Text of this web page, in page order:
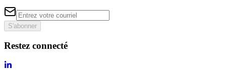
S'abonner
Restez connecté